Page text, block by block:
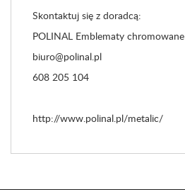
Skontaktuj się z doradcą:
POLINAL Emblematy chromowane
biuro@polinal.pl
608 205 104
http://www.polinal.pl/metalic/